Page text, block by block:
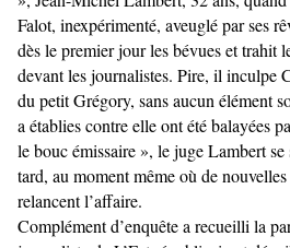
Falot, inexpérimenté, aveuglé par ses
dès le premier jour les bévues et trahit
devant les journalistes. Pire, il inculpe
du petit Grégory, sans aucun élément
a établies contre elle ont été balayées
le bouc émissaire », le juge Lambert
tard, au moment même où de
relancent l’affaire.
Complément d’enquête a recueilli la